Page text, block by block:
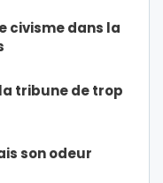
civisme dans la
tribune de trop
son odeur